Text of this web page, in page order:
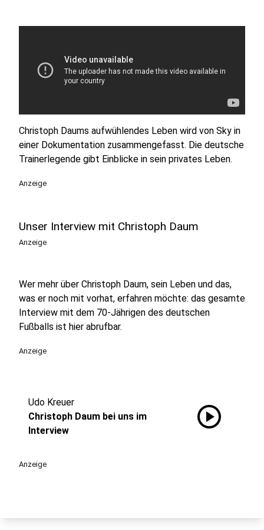
Christoph Daums aufwühlendes Leben wird von Sky in
einer Dokumentation zusammengefasst. Die deutsche
Trainerlegende gibt Einblicke in sein privates Leben.
Anzeige
Unser Interview mit Christoph Daum
Anzeige
Wer mehr über Christoph Daum, sein Leben und das,
was er noch mit vorhat, erfahren möchte: das gesamte
Interview mit dem 70-Jährigen des deutschen
Fußballs ist hier abrufbar.
Anzeige
Udo Kreuer
Christoph Daum bei uns im
Interview
play_circle
Anzeige